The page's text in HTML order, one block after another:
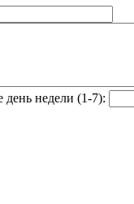
день недели (1-7):